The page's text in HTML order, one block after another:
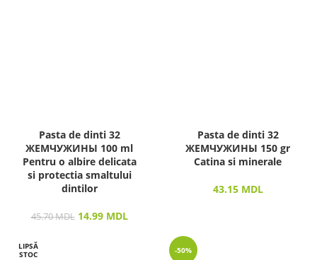
Pasta de dinti 32
ЖЕМЧУЖИНЫ 100 ml
Pentru o albire delicata
si protectia smaltului
dintilor
45.70MDL 14.99 MDL
Pasta de dinti 32
ЖЕМЧУЖИНЫ 150 gr
Catina si minerale
43.15 MDL
LIPSĂ
STOC
-50%